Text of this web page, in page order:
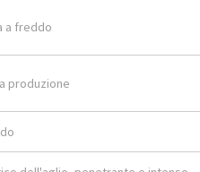
a freddo
produzione